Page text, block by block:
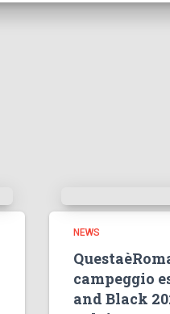
NEWS
campeggio
and Black